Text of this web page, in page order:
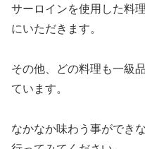
サーロインを使用した料
にいただきます。
その他、どの料理も一級
ています。
なかなか味わう事ができ